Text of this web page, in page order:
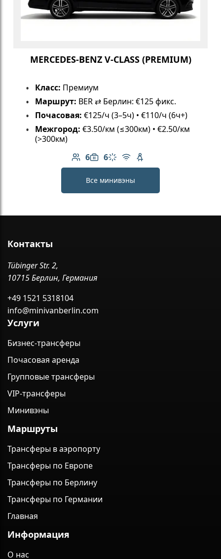
MERCEDES-BENZ V-CLASS (PREMIUM)
Класс: Премиум
Маршрут: BER ⇄ Берлин: €125 фикс.
Почасовая: €125/ч (3–5ч) • €110/ч (6ч+)
Межгород: €3.50/км (≤300км) • €2.50/км
(>300км)
6
Количество пассажиров: 6
6
Вместимость багажа: 6
Климат-контроль
Бесплатный Wi-Fi
Детское кресло
Все минивэны
Контакты
Tübinger Str. 2,
10715 Берлин, Германия
+49 1521 5318104
info@minivanberlin.com
Услуги
Бизнес-трансферы
Почасовая аренда
Групповые трансферы
VIP-трансферы
Минивэны
Маршруты
Трансферы в аэропорту
Трансферы по Европе
Трансферы по Берлину
Трансферы по Германии
Главная
Информация
О нас